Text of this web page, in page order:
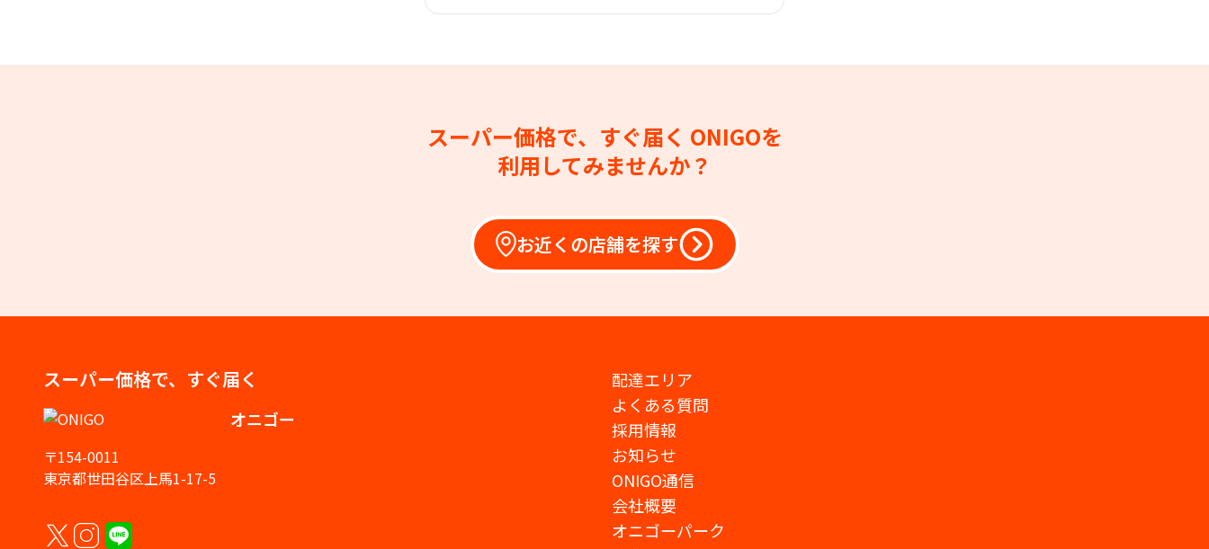
スーパー価格で、すぐ届く ONIGOを
利用してみませんか？
お近くの店舗を探す
スーパー価格で、すぐ届く
オニゴー
〒154-0011
東京都世田谷区上馬1-17-5
配達エリア
よくある質問
採用情報
お知らせ
ONIGO通信
会社概要
オニゴーパーク